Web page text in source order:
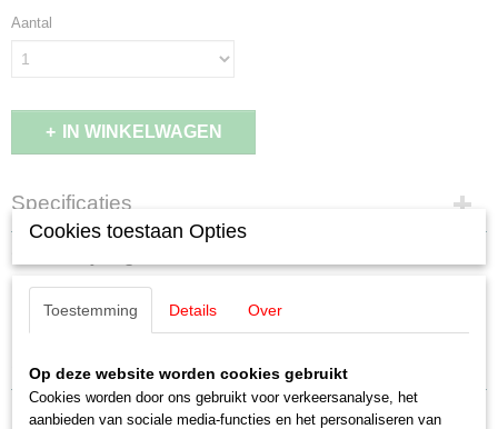
Aantal
IN WINKELWAGEN
Specificaties
E704120
Schaal
H0 (1:87)
Nieuw
Märklin 704120 Koppelingshaak 2
stuks
Cookies toestaan Opties
Toestemming Details Over
Op deze website worden cookies gebruikt
Cookies worden door ons gebruikt voor verkeersanalyse, het
aanbieden van sociale media-functies en het personaliseren van